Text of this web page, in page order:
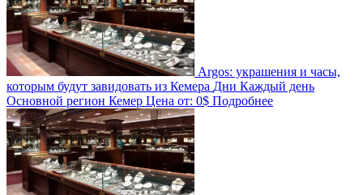
Argos: украшения и часы,
которым будут завидовать из Кемера Дни Каждый день
Основной регион Кемер Цена от: 0$ Подробнее